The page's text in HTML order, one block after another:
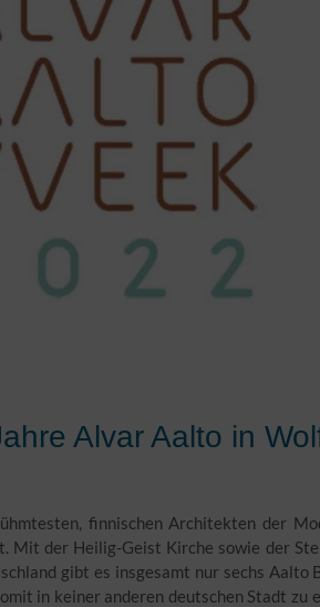
Alvar Aalto in
finnischen Architekten der
der Heilig-Geist Kirche sowie der
gibt es insgesamt nur sechs Aalto
in keiner anderen deutschen Stadt zu